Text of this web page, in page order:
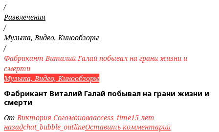
/
Развлечения
/
Музыка, Видео, Кинообзоры
/
Фабрикант Виталий Галай побывал на грани жизни и
смерти
Музыка, Видео, Кинообзоры
Фабрикант Виталий Галай побывал на грани жизни и
смерти
ОтВиктория Согомоноваaccess_time15 лет
назадchat_bubble_outlineОставить комментарий